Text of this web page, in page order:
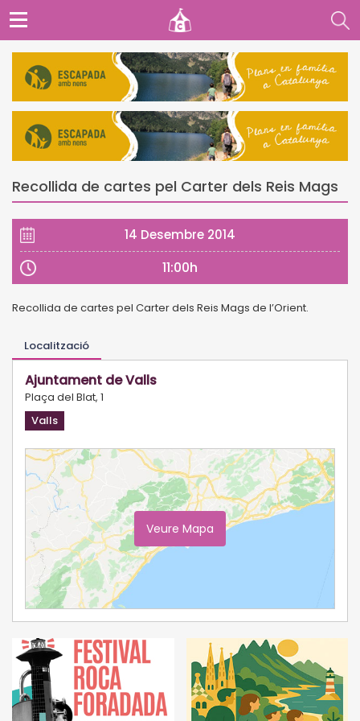
Recollida de cartes pel Carter dels Reis Mags
14 Desembre 2014
11:00h
Recollida de cartes pel Carter dels Reis Mags de l’Orient.
Localització
Ajuntament de Valls
Plaça del Blat, 1
Valls
Veure Mapa